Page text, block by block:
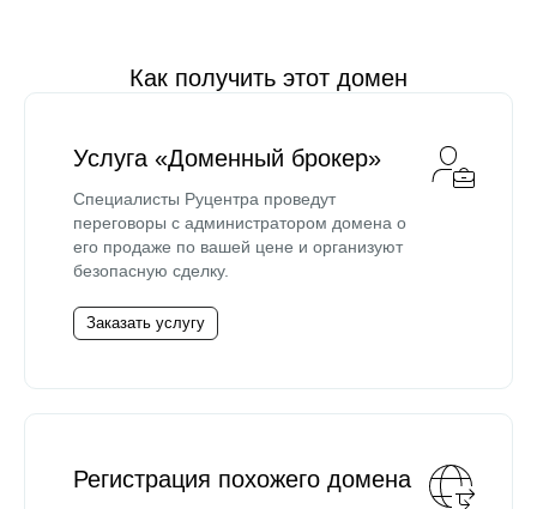
Как получить этот домен
Услуга «Доменный брокер»
Специалисты Руцентра проведут
переговоры с администратором домена о
его продаже по вашей цене и организуют
безопасную сделку.
Заказать услугу
Регистрация похожего домена